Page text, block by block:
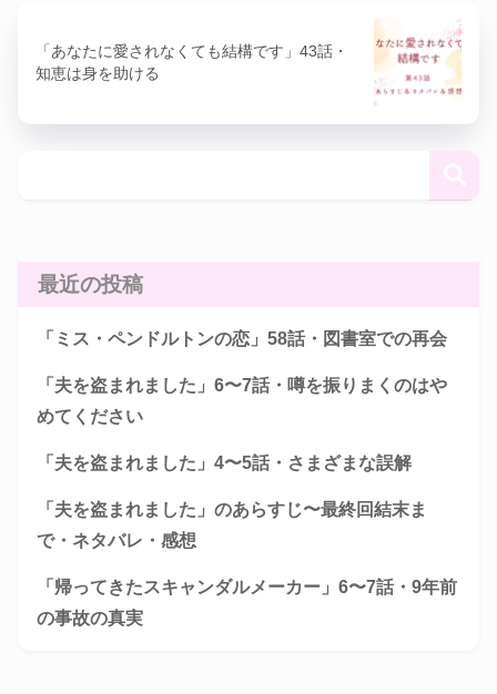
「あなたに愛されなくても結構です」43話・
知恵は身を助ける
最近の投稿
「ミス・ペンドルトンの恋」58話・図書室での再会
「夫を盗まれました」6〜7話・噂を振りまくのはや
めてください
「夫を盗まれました」4〜5話・さまざまな誤解
「夫を盗まれました」のあらすじ〜最終回結末ま
で・ネタバレ・感想
「帰ってきたスキャンダルメーカー」6〜7話・9年前
の事故の真実